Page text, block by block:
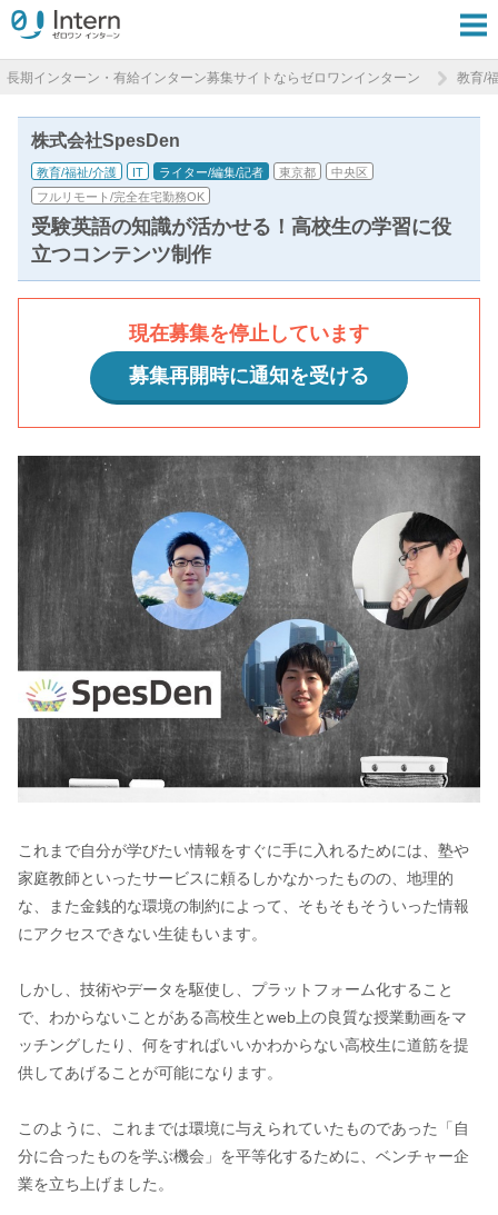
長期インターン・有給インターン募集サイトならゼロワンインターン 教育/
株式会社SpesDen
教育/福祉/介護 IT ライター/編集/記者 東京都
中央区
フルリモート/完全在宅勤務OK
受験英語の知識が活かせる！高校生の学習に役
立つコンテンツ制作
現在募集を停止しています
募集再開時に通知を受ける
これまで自分が学びたい情報をすぐに手に入れるためには、塾や
家庭教師といったサービスに頼るしかなかったものの、地理的
な、また金銭的な環境の制約によって、そもそもそういった情報
にアクセスできない生徒もいます。
しかし、技術やデータを駆使し、プラットフォーム化すること
で、わからないことがある高校生とweb上の良質な授業動画をマ
ッチングしたり、何をすればいいかわからない高校生に道筋を提
供してあげることが可能になります。
このように、これまでは環境に与えられていたものであった「自
分に合ったものを学ぶ機会」を平等化するために、ベンチャー企
業を立ち上げました。